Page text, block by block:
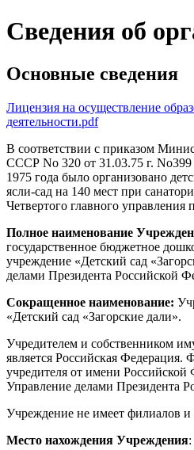
Сведения об
Основные сведения
Лицензия на осуществление
деятельности.pdf
В соответствии с приказом
СССР No 320 от 31.03.75 г. No399
1975 года было организовано
ясли-сад на 140 мест при
Четвертого главного
Полное наименование
государственное бюджетное
учреждение «Детский сад
делами Президента Российской
Сокращенное наименование:
«Детский сад «Загорские дали».
Учредителем и собственником
является Российская
учредителя от имени Российской
Управление делами Президента
Учреждение не имеет филиалов и
Место нахождения Учреждения